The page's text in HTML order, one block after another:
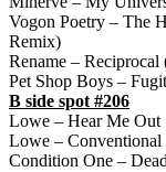
Vogon Poetry – The
Remix)
Rename –
Pet Shop Boys –
B side spot #206
Lowe – Hear Me Out
Lowe – Conventional
Condition One –